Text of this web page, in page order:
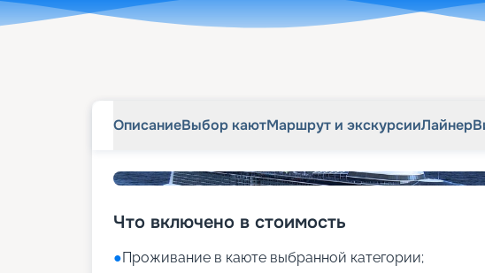
ОписаниеВыбор каютМаршрут и экскурсииЛайнер
Что включено в стоимость
●Проживание в каюте выбранной категории;